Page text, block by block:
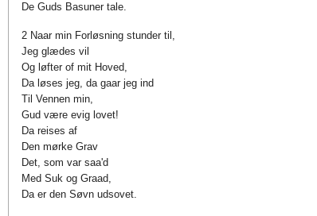
De Guds Basuner tale.
2 Naar min Forløsning stunder til,
Jeg glædes vil
Og løfter of mit Hoved,
Da løses jeg, da gaar jeg ind
Til Vennen min,
Gud være evig lovet!
Da reises af
Den mørke Grav
Det, som var saa'd
Med Suk og Graad,
Da er den Søvn udsovet.